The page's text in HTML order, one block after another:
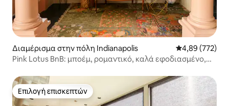
Διαμέρισμα στην πόλη Indianapolis Μέση
4,89 (772)
Pink Lotus BnB: μποέμ, ρομαντικό, καλά εφοδιασμένο,
Επιλογή επισκεπτών
Επιλογή επισκεπτών